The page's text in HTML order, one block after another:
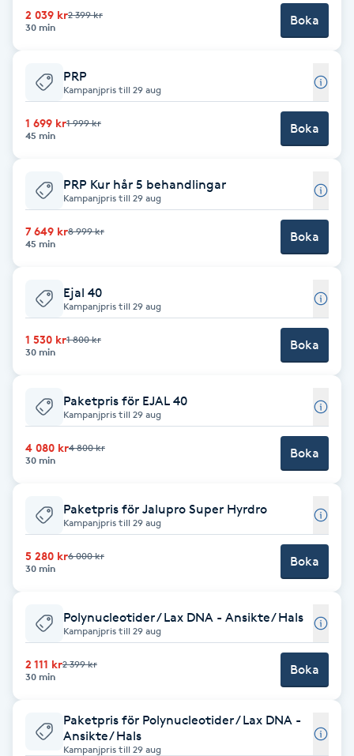
Babylights
Balayage
Bambumassage
Barber
Barnklippning
BIAB
Blowout
Bottenfärg
Brynformning
Brynfärgning
Bröllopsuppsättning
Coachning
Color correction
2 039 kr2 399 kr
30 min
Boka
PRP
Kampanjpris till 29 aug
1 699 kr1 999 kr
45 min
Boka
PRP Kur hår 5 behandlingar
Kampanjpris till 29 aug
7 649 kr8 999 kr
45 min
Boka
Ejal 40
Kampanjpris till 29 aug
1 530 kr1 800 kr
30 min
Boka
Paketpris för EJAL 40
Kampanjpris till 29 aug
4 080 kr4 800 kr
30 min
Boka
Paketpris för Jalupro Super Hyrdro
Kampanjpris till 29 aug
5 280 kr6 000 kr
30 min
Boka
Polynucleotider / Lax DNA - Ansikte/ Hals
Kampanjpris till 29 aug
2 111 kr2 399 kr
30 min
Boka
Paketpris för Polynucleotider / Lax DNA -
Ansikte/ Hals
Kampanjpris till 29 aug